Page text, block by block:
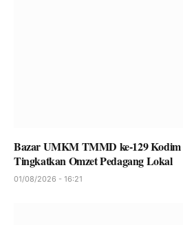
Bazar UMKM TMMD ke-129 Kodim
Tingkatkan Omzet Pedagang Lokal
01/08/2026 - 16:21